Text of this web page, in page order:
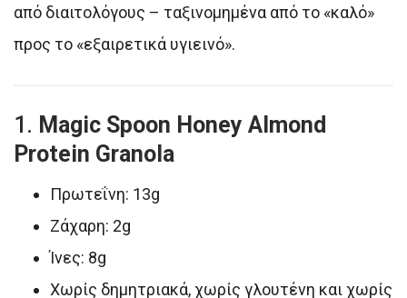
από διαιτολόγους – ταξινομημένα από το «καλό»
προς το «εξαιρετικά υγιεινό».
1. Magic Spoon Honey Almond
Protein Granola
Πρωτεΐνη: 13g
Ζάχαρη: 2g
Ίνες: 8g
Χωρίς δημητριακά, χωρίς γλουτένη και χωρίς